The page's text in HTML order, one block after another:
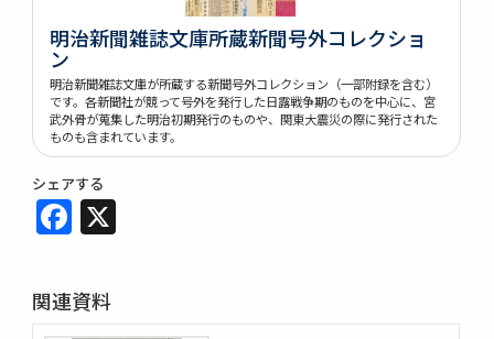
明治新聞雑誌文庫所蔵新聞号外コレクショ
ン
明治新聞雑誌文庫が所蔵する新聞号外コレクション（一部附録を含む）
です。各新聞社が競って号外を発行した日露戦争期のものを中心に、宮
武外骨が蒐集した明治初期発行のものや、関東大震災の際に発行された
ものも含まれています。
シェアする
Facebook
関連資料